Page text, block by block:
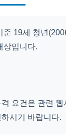
준 19세 청년
요건은 관련 웹
시기 바랍니다.